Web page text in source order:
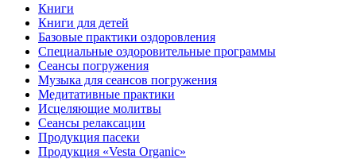
Книги
Книги для детей
Базовые практики оздоровления
Специальные оздоровительные программы
Сеансы погружения
Музыка для сеансов погружения
Медитативные практики
Исцеляющие молитвы
Сеансы релаксации
Продукция пасеки
Продукция «Vesta Organic»